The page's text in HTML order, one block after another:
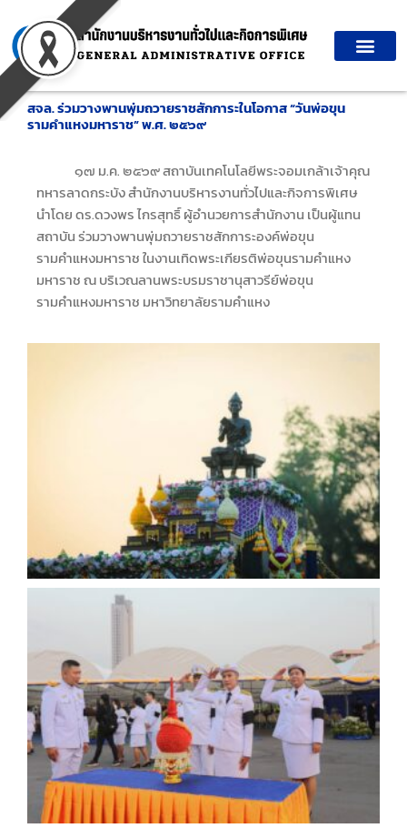
content
สจล. ร่วมวางพานพุ่มถวายราชสักการะในโอกาส “วันพ่อขุน
รามคำแหงมหาราช” พ.ศ. ๒๕๖๙
๑๗ ม.ค. ๒๕๖๙ สถาบันเทคโนโลยีพระจอมเกล้าเจ้าคุณ
ทหารลาดกระบัง สำนักงานบริหารงานทั่วไปและกิจการพิเศษ
นำโดย ดร.ดวงพร ไกรสุทธิ์ ผู้อำนวยการสำนักงาน เป็นผู้แทน
สถาบัน ร่วมวางพานพุ่มถวายราชสักการะองค์พ่อขุน
รามคำแหงมหาราช ในงานเทิดพระเกียรติพ่อขุนรามคำแหง
มหาราช ณ บริเวณลานพระบรมราชานุสาวรีย์พ่อขุน
รามคำแหงมหาราช มหาวิทยาลัยรามคำแหง